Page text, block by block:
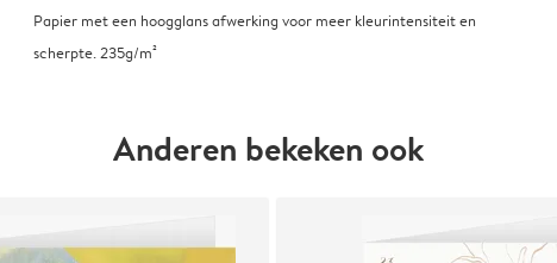
Papier met een hoogglans afwerking voor meer kleurintensiteit en
scherpte. 235g/m²
Anderen bekeken ook